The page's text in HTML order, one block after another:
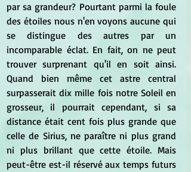
par sa grandeur? Pourtant parmi la foule
des étoiles nous n'en voyons aucune qui
se distingue des autres par un
incomparable éclat. En fait, on ne peut
trouver surprenant qu'il en soit ainsi.
Quand bien même cet astre central
surpasserait dix mille fois notre Soleil en
grosseur, il pourrait cependant, si sa
distance était cent fois plus grande que
celle de Sirius, ne paraître ni plus grand
ni plus brillant que cette étoile. Mais
peut-être est-il réservé aux temps futurs